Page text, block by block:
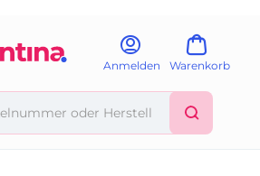
Anmelden Warenkorb